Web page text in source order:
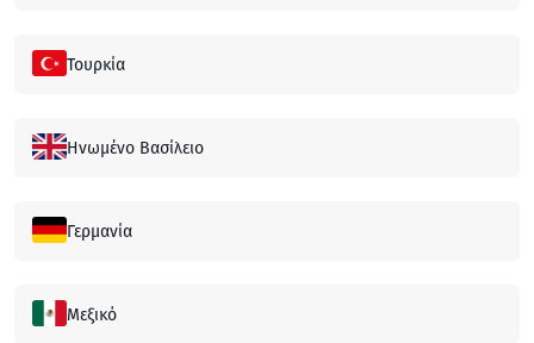
Τουρκία
Ηνωμένο Βασίλειο
Γερμανία
Μεξικό